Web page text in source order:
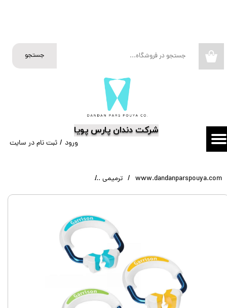
​شرکت دندان پارس پویا
جستجو
ورود / ثبت نام در سایت
تغییر گذر واژه
سفارشات
www.dandanparspouya.com ترمیمی